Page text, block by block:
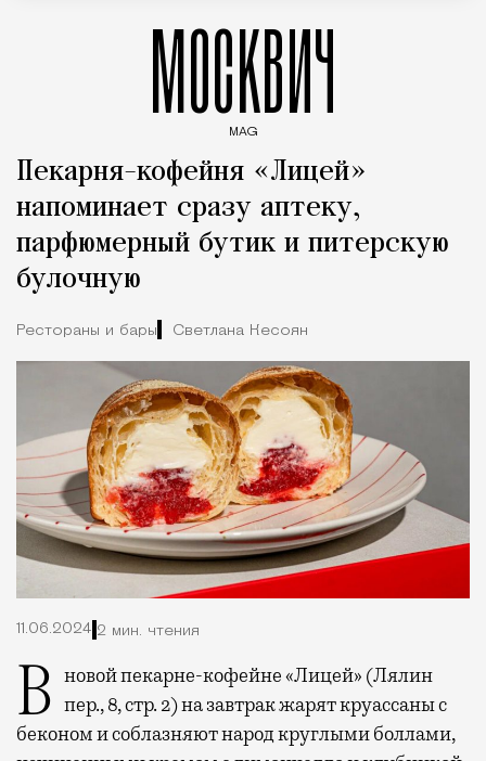
МОСКВИЧ
MAG
Пекарня-кофейня «Лицей»
напоминает сразу аптеку,
парфюмерный бутик и питерскую
булочную
Рестораны и бары Светлана Кесоян
11.06.2024 2 мин. чтения
В новой пекарне-кофейне «Лицей» (Лялин пер., 8, стр. 2) на завтрак жарят круассаны с
беконом и соблазняют народ круглыми боллами,